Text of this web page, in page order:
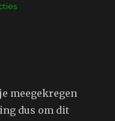
op
meegekregen
dus om dit